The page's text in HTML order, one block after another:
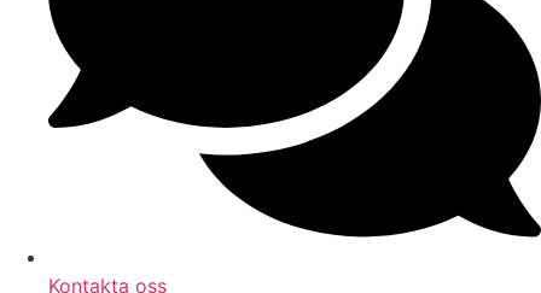
Kontakta oss